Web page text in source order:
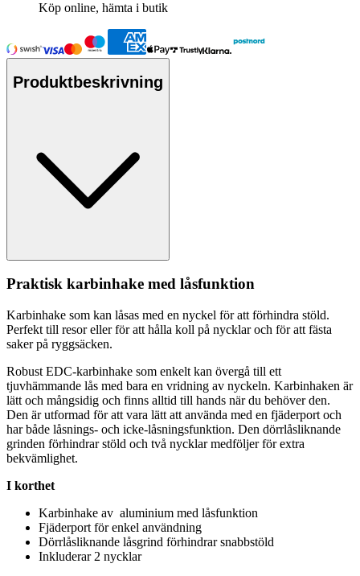
Köp online, hämta i butik
Produktbeskrivning
Praktisk karbinhake med låsfunktion
Karbinhake som kan låsas med en nyckel för att förhindra stöld.
Perfekt till resor eller för att hålla koll på nycklar och för att fästa
saker på ryggsäcken.
Robust EDC-karbinhake som enkelt kan övergå till ett
tjuvhämmande lås med bara en vridning av nyckeln. Karbinhaken är
lätt och mångsidig och finns alltid till hands när du behöver den.
Den är utformad för att vara lätt att använda med en fjäderport och
har både låsnings- och icke-låsningsfunktion. Den dörrlåsliknande
grinden förhindrar stöld och två nycklar medföljer för extra
bekvämlighet.
I korthet
Karbinhake av aluminium med låsfunktion
Fjäderport för enkel användning
Dörrlåsliknande låsgrind förhindrar snabbstöld
Inkluderar 2 nycklar